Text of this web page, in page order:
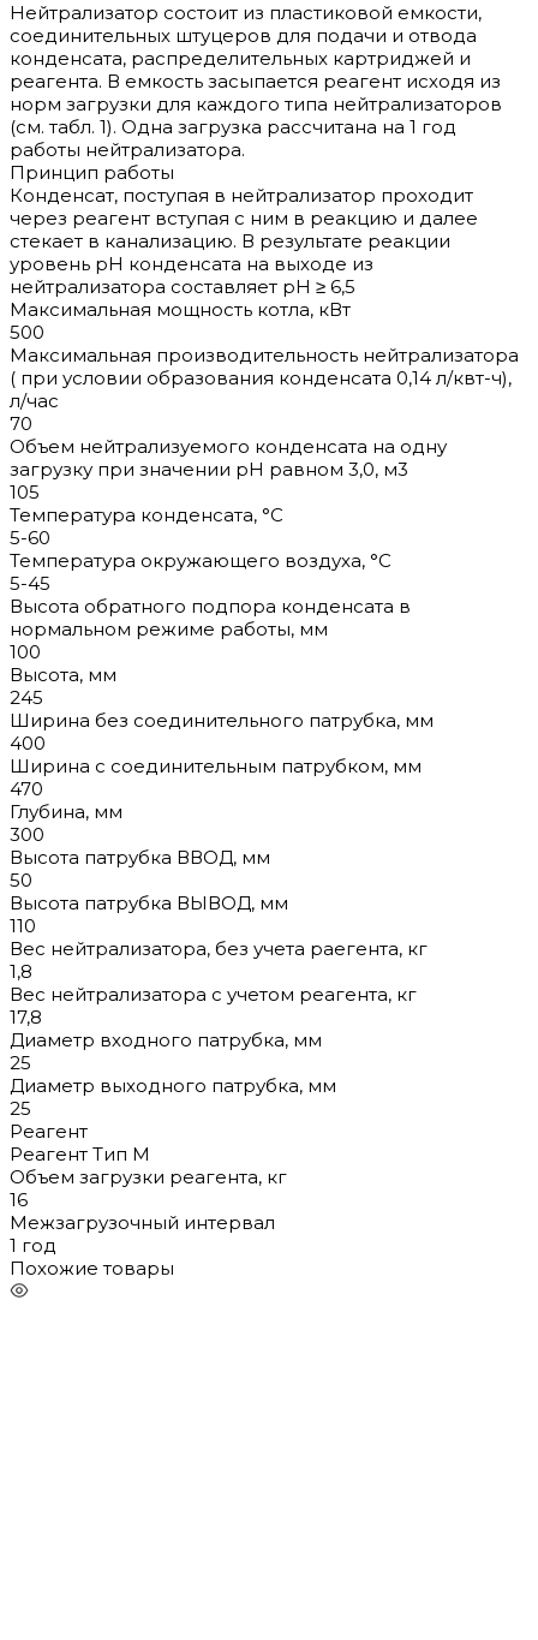
Нейтрализатор состоит из пластиковой емкости,
соединительных штуцеров для подачи и отвода
конденсата, распределительных картриджей и
реагента. В емкость засыпается реагент исходя из
норм загрузки для каждого типа нейтрализаторов
(см. табл. 1). Одна загрузка рассчитана на 1 год
работы нейтрализатора.
Принцип работы
Конденсат, поступая в нейтрализатор проходит
через реагент вступая с ним в реакцию и далее
стекает в канализацию. В результате реакции
уровень рН конденсата на выходе из
нейтрализатора составляет pH ≥ 6,5
Максимальная мощность котла, кВт
500
Максимальная производительность нейтрализатора
( при условии образования конденсата 0,14 л/квт-ч),
л/час
70
Объем нейтрализуемого конденсата на одну
загрузку при значении рН равном 3,0, м3
105
Температура конденсата, °С
5-60
Температура окружающего воздуха, °С
5-45
Высота обратного подпора конденсата в
нормальном режиме работы, мм
100
Высота, мм
245
Ширина без соединительного патрубка, мм
400
Ширина с соединительным патрубком, мм
470
Глубина, мм
300
Высота патрубка ВВОД, мм
50
Высота патрубка ВЫВОД, мм
110
Вес нейтрализатора, без учета раегента, кг
1,8
Вес нейтрализатора с учетом реагента, кг
17,8
Диаметр входного патрубка, мм
25
Диаметр выходного патрубка, мм
25
Реагент
Реагент Тип М
Объем загрузки реагента, кг
16
Межзагрузочный интервал
1 год
Похожие товары